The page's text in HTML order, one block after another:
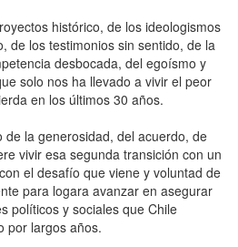
histórico, de los ideologismos
de los testimonios sin sentido, de la
desbocada, del egoísmo y
solo nos ha llevado a vivir el peor
en los últimos 30 años.
la generosidad, del acuerdo, de
vivir esa segunda transición con un
el desafío que viene y voluntad de
para logara avanzar en asegurar
políticos y sociales que Chile
por largos años.